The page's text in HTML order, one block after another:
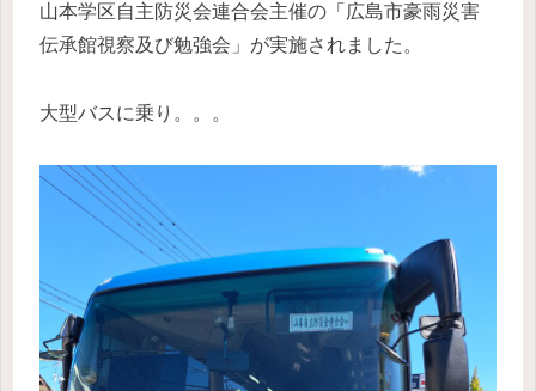
山本学区自主防災会連合会主催の「広島市豪雨災害
伝承館視察及び勉強会」が実施されました。
大型バスに乗り。。。